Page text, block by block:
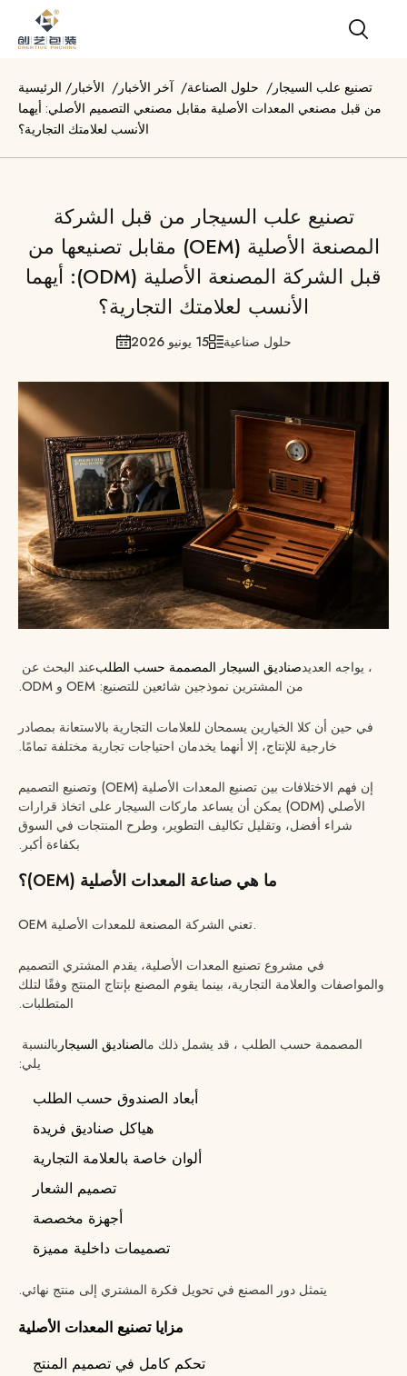
الرئيسية /الأخبار /آخر الأخبار /حلول الصناعة /تصنيع علب السيجار
من قبل مصنعي المعدات الأصلية مقابل مصنعي التصميم الأصلي: أيهما
الأنسب لعلامتك التجارية؟
تصنيع علب السيجار من قبل الشركة
المصنعة الأصلية (OEM) مقابل تصنيعها من
قبل الشركة المصنعة الأصلية (ODM): أيهما
الأنسب لعلامتك التجارية؟
15 يونيو 2026 حلول صناعية
عند البحث عنصناديق السيجار المصممة حسب الطلب، يواجه العديد
من المشترين نموذجين شائعين للتصنيع: OEM و ODM.
في حين أن كلا الخيارين يسمحان للعلامات التجارية بالاستعانة بمصادر
خارجية للإنتاج، إلا أنهما يخدمان احتياجات تجارية مختلفة تمامًا.
إن فهم الاختلافات بين تصنيع المعدات الأصلية (OEM) وتصنيع التصميم
الأصلي (ODM) يمكن أن يساعد ماركات السيجار على اتخاذ قرارات
شراء أفضل، وتقليل تكاليف التطوير، وطرح المنتجات في السوق
بكفاءة أكبر.
ما هي صناعة المعدات الأصلية (OEM)؟
OEM تعني الشركة المصنعة للمعدات الأصلية.
في مشروع تصنيع المعدات الأصلية، يقدم المشتري التصميم
والمواصفات والعلامة التجارية، بينما يقوم المصنع بإنتاج المنتج وفقًا لتلك
المتطلبات.
بالنسبة لصناديق السيجارالمصممة حسب الطلب ، قد يشمل ذلك ما
يلي:
أبعاد الصندوق حسب الطلب
هياكل صناديق فريدة
ألوان خاصة بالعلامة التجارية
تصميم الشعار
أجهزة مخصصة
تصميمات داخلية مميزة
يتمثل دور المصنع في تحويل فكرة المشتري إلى منتج نهائي.
مزايا تصنيع المعدات الأصلية
تحكم كامل في تصميم المنتج